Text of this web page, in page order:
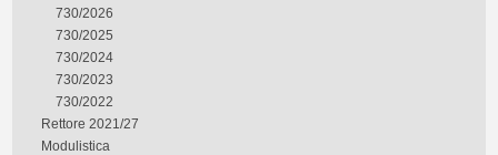
730/2026
730/2025
730/2024
730/2023
730/2022
Rettore 2021/27
Modulistica